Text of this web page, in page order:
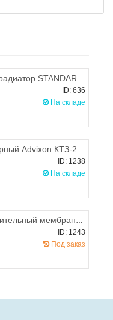
Биметаллический радиатор STANDARD HIDRAVLIKA Ducla B80
ID: 636
На складе
Клапан термозапорный Advixon КТЗ-20-0,6 (В-Н)
ID: 1238
На складе
Клапан предохранительный мембранный 1,8 BAR 1/2", ITAP 368
ID: 1243
Под заказ